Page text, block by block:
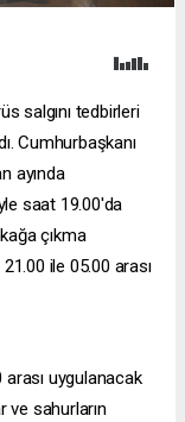
salgını tedbirleri
Cumhurbaşkanı
ayında
saat 19.00'da
çıkma
ile 05.00 arası
arası uygulanacak
ve sahurların